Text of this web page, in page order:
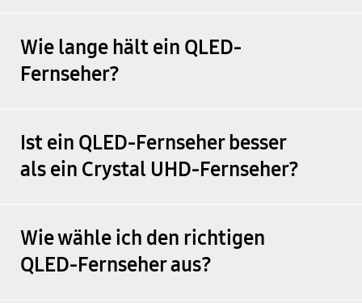
Wie lange hält ein QLED-
Fernseher?
Ist ein QLED-Fernseher besser
als ein Crystal UHD-Fernseher?
Wie wähle ich den richtigen
QLED-Fernseher aus?